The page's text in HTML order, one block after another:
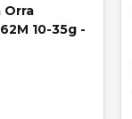
Orra
10-35g -